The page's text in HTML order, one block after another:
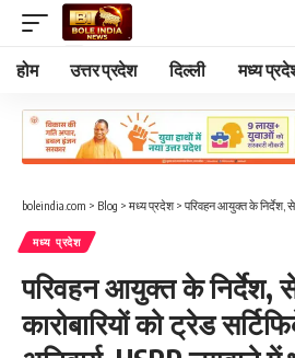
होम उत्तर प्रदेश दिल्ली मध्य
boleindia.com > Blog > मध्य प्रदेश> परिवहन आयुक्त के निर्देश, सेकंड हैंड वाहन
मध्य प्रदेश
परिवहन आयुक्त के निर्देश,
कारोबारियों को ट्रेड